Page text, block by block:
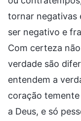
tornar negativas
ser negativo e
Com certeza
verdade são
entendem a
coração temente
a Deus, e só